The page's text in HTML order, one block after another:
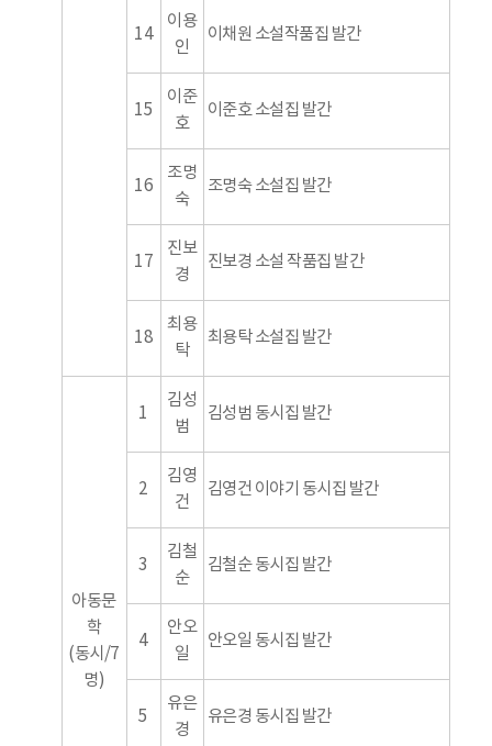
14
이용
인
이채원 소설작품집 발간
15
이준
호
이준호 소설집 발간
16
조명
숙
조명숙 소설집 발간
17
진보
경
진보경 소설 작품집 발간
18
최용
탁
최용탁 소설집 발간
아동문
학
(동시/7
명)
1
김성
범
김성범 동시집 발간
2
김영
건
김영건 이야기 동시집 발간
3
김철
순
김철순 동시집 발간
4
안오
일
안오일 동시집 발간
5
유은
경
유은경 동시집 발간